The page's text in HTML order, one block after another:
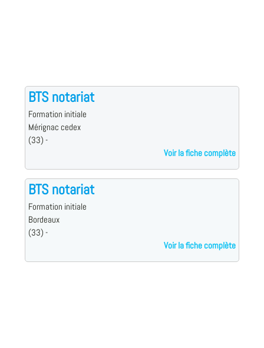
BTS notariat
Formation initiale
Mérignac cedex
(33) -
Voir la fiche complète
BTS notariat
Formation initiale
Bordeaux
(33) -
Voir la fiche complète